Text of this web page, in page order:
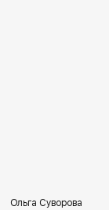
Ольга Суворова